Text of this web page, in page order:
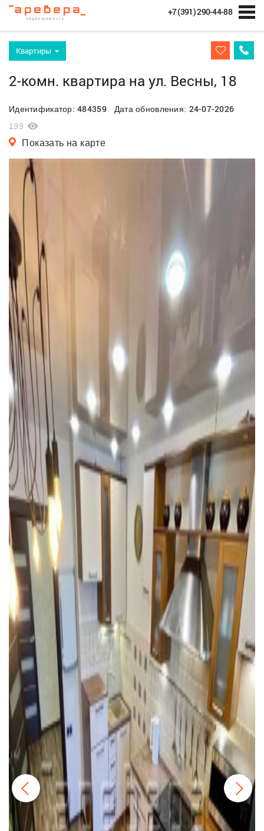
+7 (391) 290-44-88
Квартиры
2-комн. квартира на ул. Весны, 18
Идентификатор:484359Дата обновления: 24-07-2026
199
Показать на карте